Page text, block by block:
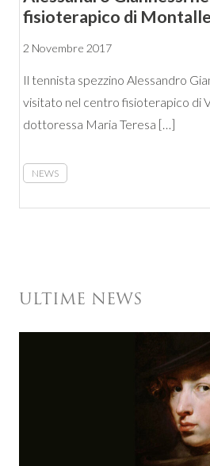
fisioterapico di
2 Novembre 2017
Il tennista spezzino Alessandro
visitato nel centro fisioterapico di
dottoressa Maria Teresa […]
NEWS
ULTIME NEWS